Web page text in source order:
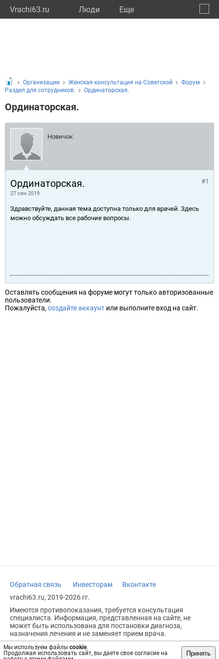
Vrachi63.ru Люди Eще
Мы используем файлы cookie.
Продолжая использовать сайт, вы даете свое согласие на
Принять
Организации Женская консультация на Советской
Форум
Раздел для сотрудников.
Ординаторская.
Ординаторская.
Новичок
Ординаторская.
27 сен 2019
#1
Здравствуйте, данная тема доступна только для врачей. Здесь
можно обсуждать все рабочие вопросы.
Оставлять сообщения на форуме могут только авторизованные
пользователи.
Пожалуйста, создайте аккаунт или выполните вход на сайт.
Обратная связь Инвесторам
Вконтакте
vrachi63.ru, 2019-2026 гг.
Имеются противопоказания, требуется консультация
специалиста. Информация, представленная на сайте, не
может быть использована для постановки диагноза,
назначения лечения и не заменяет прием врача.
Возрастное ограничение: 18+